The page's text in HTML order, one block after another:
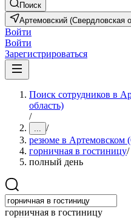
Поиск
Артемовский (Свердловская
Войти
Войти
Зарегистрироваться
Поиск сотрудников в
область)
/
... /
резюме в Артемовском
горничная в гостиницу/
полный день
горничная в гостиницу